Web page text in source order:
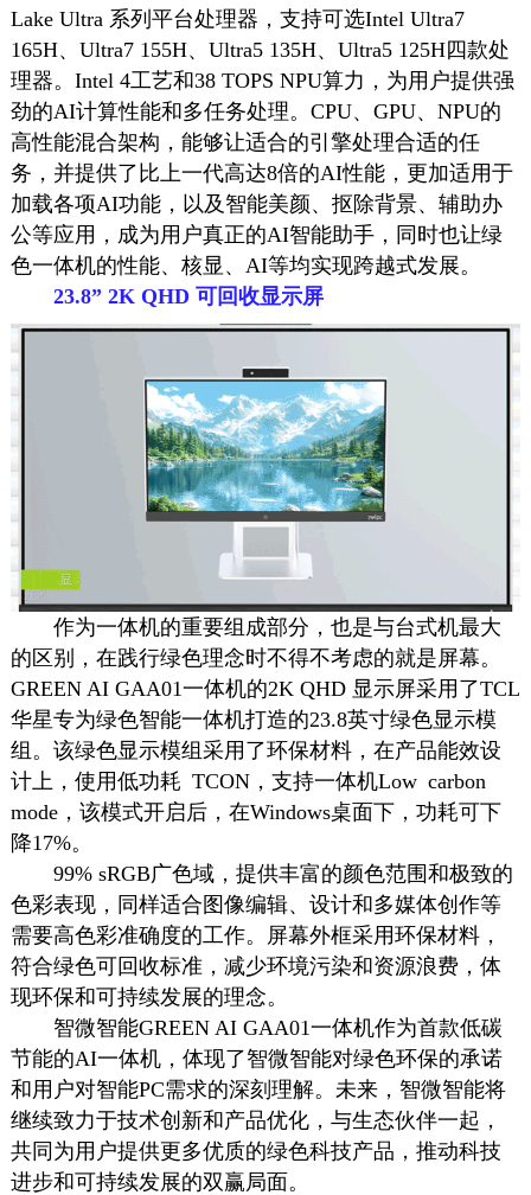
Lake Ultra 系列平台处理器，支持可选Intel Ultra7
165H、Ultra7 155H、Ultra5 135H、Ultra5 125H四款处
理器。Intel 4工艺和38 TOPS NPU算力，为用户提供强
劲的AI计算性能和多任务处理。CPU、GPU、NPU的
高性能混合架构，能够让适合的引擎处理合适的任
务，并提供了比上一代高达8倍的AI性能，更加适用于
加载各项AI功能，以及智能美颜、抠除背景、辅助办
公等应用，成为用户真正的AI智能助手，同时也让绿
色一体机的性能、核显、AI等均实现跨越式发展。
23.8” 2K QHD 可回收显示屏
作为一体机的重要组成部分，也是与台式机最大
的区别，在践行绿色理念时不得不考虑的就是屏幕。
GREEN AI GAA01一体机的2K QHD 显示屏采用了TCL
华星专为绿色智能一体机打造的23.8英寸绿色显示模
组。该绿色显示模组采用了环保材料，在产品能效设
计上，使用低功耗 TCON，支持一体机Low carbon
mode，该模式开启后，在Windows桌面下，功耗可下
降17%。
99% sRGB广色域，提供丰富的颜色范围和极致的
色彩表现，同样适合图像编辑、设计和多媒体创作等
需要高色彩准确度的工作。屏幕外框采用环保材料，
符合绿色可回收标准，减少环境污染和资源浪费，体
现环保和可持续发展的理念。
智微智能GREEN AI GAA01一体机作为首款低碳
节能的AI一体机，体现了智微智能对绿色环保的承诺
和用户对智能PC需求的深刻理解。未来，智微智能将
继续致力于技术创新和产品优化，与生态伙伴一起，
共同为用户提供更多优质的绿色科技产品，推动科技
进步和可持续发展的双赢局面。